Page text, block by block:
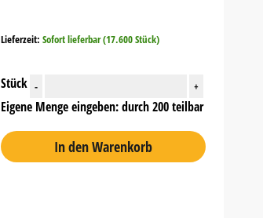
Lieferzeit: Sofort lieferbar (17.600 Stück)
Stück - +
Eigene Menge eingeben: durch 200 teilbar
In den Warenkorb